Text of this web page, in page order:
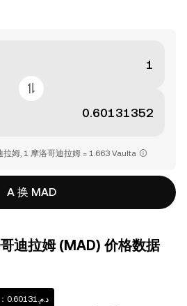
姆, 1 摩洛哥迪拉姆 = 1.663 Vaulta
A 换 MAD
迪拉姆 (MAD) 价格数据
实时价格：د.م.0.60131